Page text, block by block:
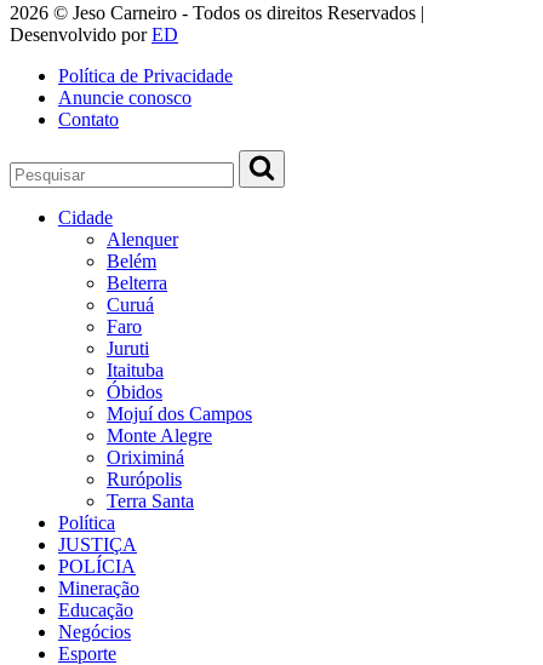
2026 © Jeso Carneiro - Todos os direitos Reservados |
Desenvolvido porED
Política de Privacidade
Anuncie conosco
Contato
Cidade
Alenquer
Belém
Belterra
Curuá
Faro
Juruti
Itaituba
Óbidos
Mojuí dos Campos
Monte Alegre
Oriximiná
Rurópolis
Terra Santa
Política
JUSTIÇA
POLÍCIA
Mineração
Educação
Negócios
Esporte